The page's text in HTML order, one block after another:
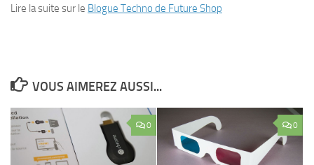
Lire la suite sur le Blogue Techno de Future Shop
VOUS AIMEREZ AUSSI...
0 0